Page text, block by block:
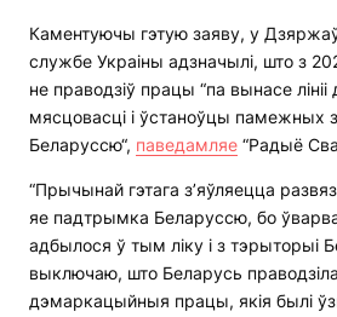
Каментуючы гэтую заяву, у
службе Украіны адзначылі, што з
не праводзіў працы “па вынасе
мясцовасці і ўстаноўцы памежных
Беларуссю“, паведамляе “Радыё
“Прычынай гэтага з’яўляецца
яе падтрымка Беларуссю, бо
адбылося ў тым ліку і з тэрыторыі
выключаю, што Беларусь
дэмаркацыйныя працы, якія былі